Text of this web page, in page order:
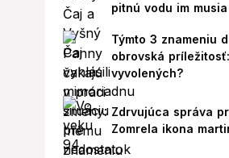
pitnú vodu im
Týmto 3 znameniu
obrovská
vyvolených?
Zdrvujúca správa
Zomrela ikona